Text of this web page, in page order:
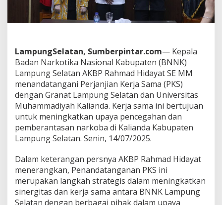
a
n
b
e
r
s
m
a
G
r
a
n
t
d
a
n
U
LampungSelatan, Sumberpintar.com— Kepala
Badan Narkotika Nasional Kabupaten (BNNK)
Lampung Selatan AKBP Rahmad Hidayat SE MM
menandatangani Perjanjian Kerja Sama (PKS)
dengan Granat Lampung Selatan dan Universitas
Muhammadiyah Kalianda. Kerja sama ini bertujuan
untuk meningkatkan upaya pencegahan dan
pemberantasan narkoba di Kalianda Kabupaten
Lampung Selatan. Senin, 14/07/2025.
Dalam keterangan persnya AKBP Rahmad Hidayat
menerangkan, Penandatanganan PKS ini
merupakan langkah strategis dalam meningkatkan
sinergitas dan kerja sama antara BNNK Lampung
Selatan dengan berbagai pihak dalam upaya